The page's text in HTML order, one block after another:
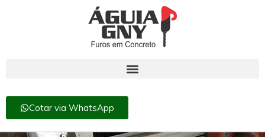
Cotar via WhatsApp